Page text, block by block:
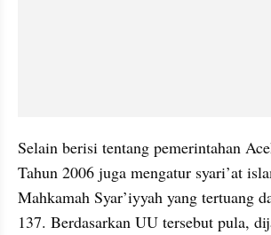
Selain berisi tentang pemerintahan
Tahun 2006 juga mengatur syari’at
Mahkamah Syar’iyyah yang tertuang
137. Berdasarkan UU tersebut pula,